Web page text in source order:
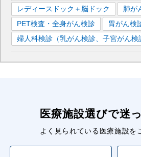
レディースドック＋脳ドック
肺が
PET検査・全身がん検診
胃がん検
婦人科検診（乳がん検診、子宮がん検
医療施設選びで迷
よく見られている医療施設を